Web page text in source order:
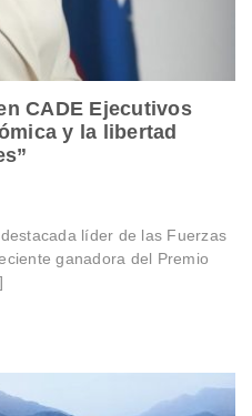
CADE Ejecutivos
y la libertad
líder de las Fuerzas
ganadora del Premio